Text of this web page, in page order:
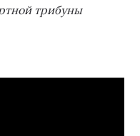
трибуны